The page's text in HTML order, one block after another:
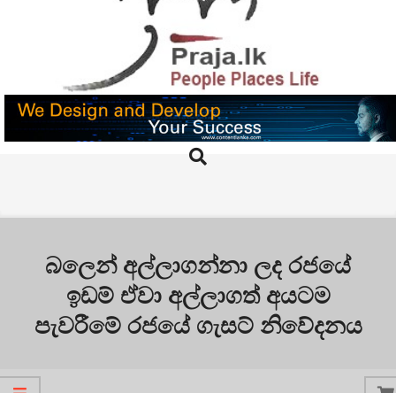
PRAJA.LK
Search
බලෙන් අල්ලාගන්නා ලද රජයේ
ඉඩම් ඒවා අල්ලාගත් අයටම
පැවරීමේ රජයේ ගැසට් නිවේදනය